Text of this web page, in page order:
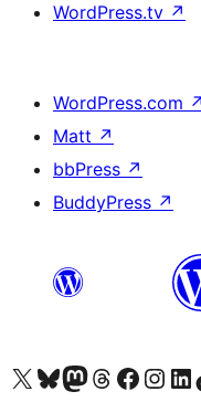
WordPress.tv ↗
WordPress.com ↗
Matt ↗
bbPress ↗
BuddyPress ↗
Odwiedź nasze konto X (dawniej Twitter)
Odwiedź nasze konto Bluesky
Odwiedź nasze konto na
Odwiedź naszego
Odwiedź naszego
Odwiedź